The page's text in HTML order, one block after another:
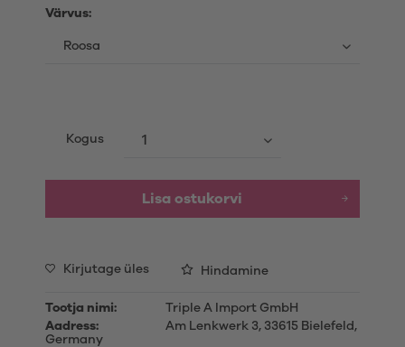
Värvus:
Kogus
Lisa ostukorvi
Kirjutage üles Hindamine
Tootja nimi:
Triple A Import GmbH
Aadress:
Am Lenkwerk 3, 33615 Bielefeld,
Germany